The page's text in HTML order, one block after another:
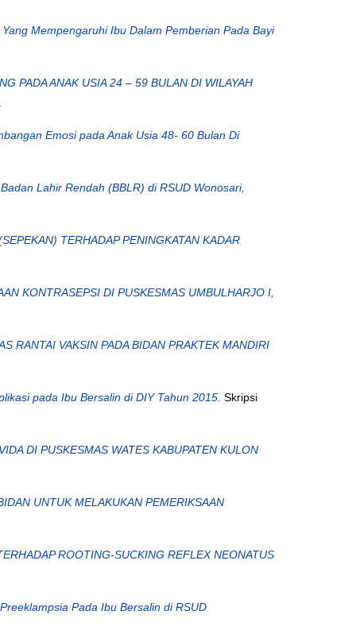
Mempengaruhi Ibu Dalam Pemberian Pada Bayi
PADA ANAK USIA 24 – 59 BULAN DI WILAYAH
Emosi pada Anak Usia 48- 60 Bulan Di
Lahir Rendah (BBLR) di RSUD Wonosari,
TERHADAP PENINGKATAN KADAR
KONTRASEPSI DI PUSKESMAS UMBULHARJO I,
RANTAI VAKSIN PADA BIDAN PRAKTEK MANDIRI
pada Ibu Bersalin di DIY Tahun 2015. Skripsi
DI PUSKESMAS WATES KABUPATEN KULON
UNTUK MELAKUKAN PEMERIKSAAN
ROOTING-SUCKING REFLEX NEONATUS
Pada Ibu Bersalin di RSUD